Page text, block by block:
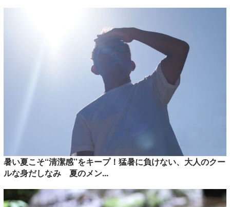
暑い夏こそ“清潔感”をキープ！猛暑に負けない、大人のクー
ルな身だしなみ 夏のメン...